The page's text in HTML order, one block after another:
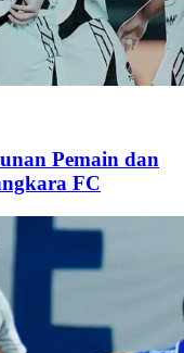
Pemain dan
FC